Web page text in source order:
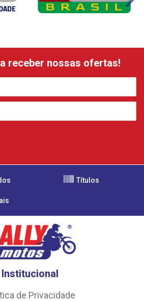
receber nossas ofertas!
Títulos
Institucional
de Privacidade